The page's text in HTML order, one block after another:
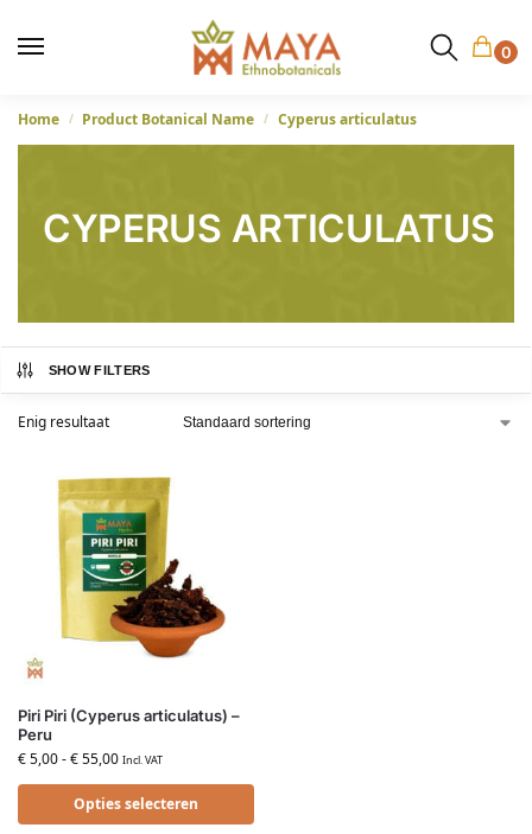
0
Home / Product Botanical Name / Cyperus articulatus
CYPERUS ARTICULATUS
SHOW FILTERS
Enig resultaat
Piri Piri (Cyperus articulatus) –
Peru
€5,00-€55,00 Incl. VAT
Opties selecteren